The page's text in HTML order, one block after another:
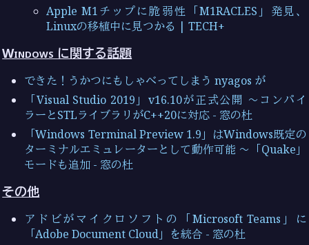
Apple M1チップに脆弱性「M1RACLES」発見、
Linuxの移植中に見つかる | TECH+
Windows に関する話題
できた！うかつにもしゃべってしまう nyagos が
「Visual Studio 2019」v16.10が正式公開 ～コンパイ
ラーとSTLライブラリがC++20に対応 - 窓の杜
「Windows Terminal Preview 1.9」はWindows既定の
ターミナルエミュレーターとして動作可能 ～「Quake」
モードも追加 - 窓の杜
その他
アドビがマイクロソフトの「Microsoft Teams」に
「Adobe Document Cloud」を統合 - 窓の杜